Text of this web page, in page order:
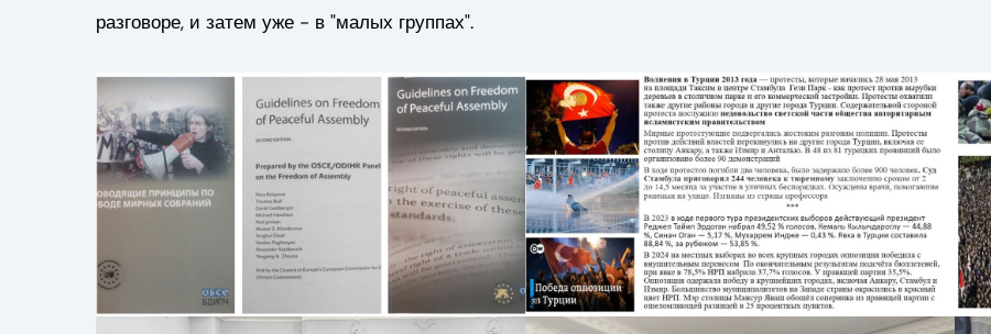
разговоре, и затем уже - в "малых группах".